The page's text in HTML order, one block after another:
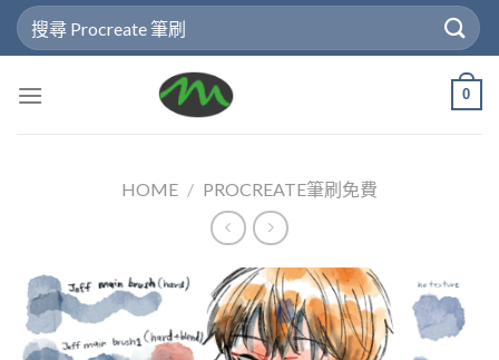
SkipSearch
for:
0
HOME / PROCREATE筆刷免費